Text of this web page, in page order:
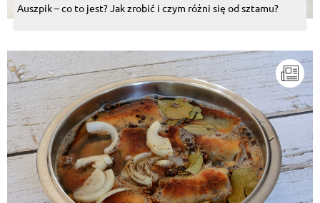
Auszpik – co to jest? Jak zrobić i czym różni się od sztamu?